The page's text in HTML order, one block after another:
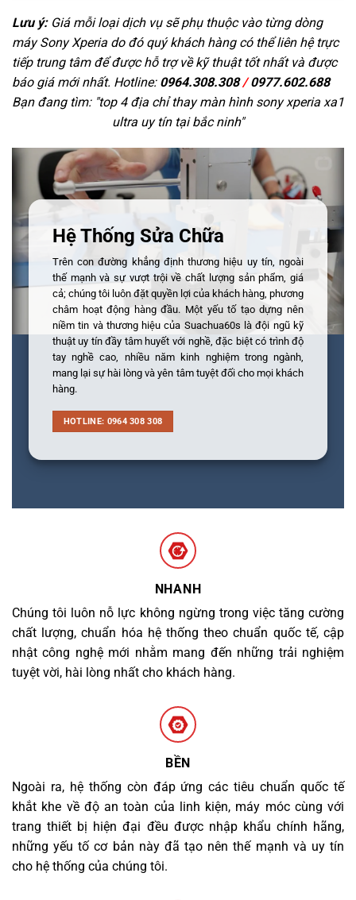
Lưu ý:Giá mỗi loại dịch vụ sẽ phụ thuộc vào từng dòng
máy Sony Xperia do đó quý khách hàng có thể liên hệ trực
tiếp trung tâm để được hỗ trợ về kỹ thuật tốt nhất và được
báo giá mới nhất. Hotline: 0964.308.308/0977.602.688
Bạn đang tìm: "top 4 địa chỉ thay màn hình sony xperia xa1
ultra uy tín tại bắc ninh"
Hệ Thống Sửa Chữa
Trên con đường khẳng định thương hiệu uy tín, ngoài
thế mạnh và sự vượt trội về chất lượng sản phẩm, giá
cả; chúng tôi luôn đặt quyền lợi của khách hàng, phương
châm hoạt động hàng đầu. Một yếu tố tạo dựng nên
niềm tin và thương hiệu của Suachua60s là đội ngũ kỹ
thuật uy tín đầy tâm huyết với nghề, đặc biệt có trình độ
tay nghề cao, nhiều năm kinh nghiệm trong ngành,
mang lại sự hài lòng và yên tâm tuyệt đối cho mọi khách
hàng.
HOTLINE: 0964 308 308
NHANH
Chúng tôi luôn nỗ lực không ngừng trong việc tăng cường
chất lượng, chuẩn hóa hệ thống theo chuẩn quốc tế, cập
nhật công nghệ mới nhằm mang đến những trải nghiệm
tuyệt vời, hài lòng nhất cho khách hàng.
BỀN
Ngoài ra, hệ thống còn đáp ứng các tiêu chuẩn quốc tế
khắt khe về độ an toàn của linh kiện, máy móc cùng với
trang thiết bị hiện đại đều được nhập khẩu chính hãng,
những yếu tố cơ bản này đã tạo nên thế mạnh và uy tín
cho hệ thống của chúng tôi.